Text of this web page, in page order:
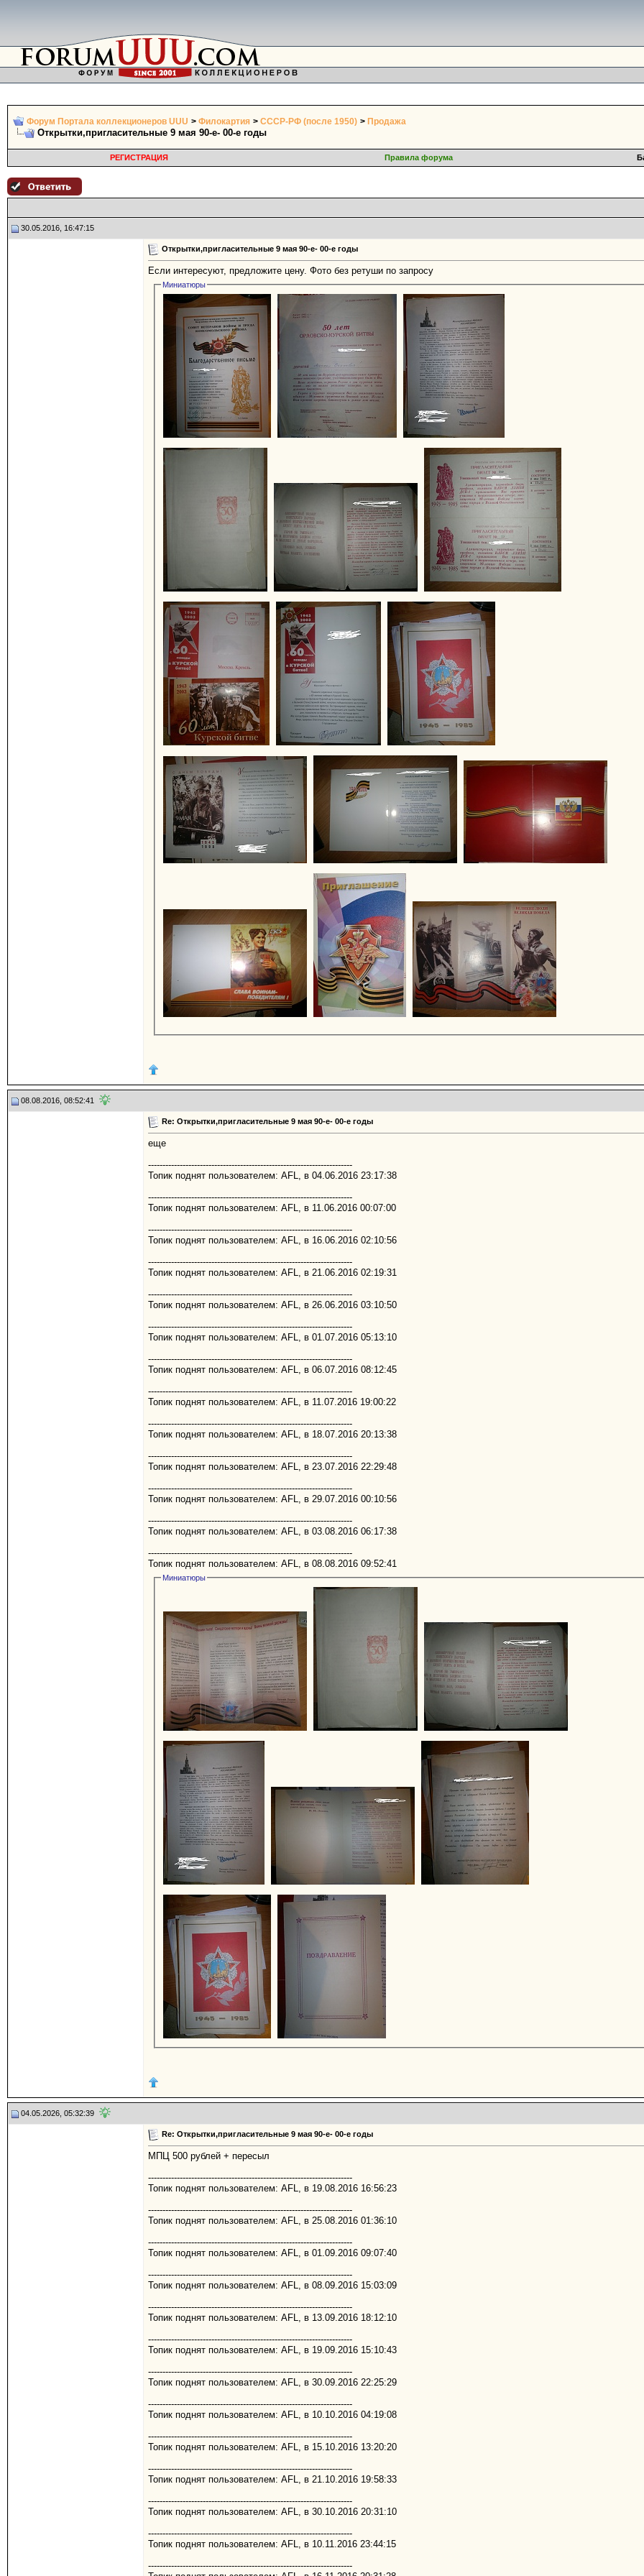
Форум Портала коллекционеров UUU > Филокартия > СССР-РФ (после 1950) > Продажа
Открытки,пригласительные 9 мая 90-е- 00-е годы
РЕГИСТРАЦИЯ Правила форума
30.05.2016, 16:47:15
Открытки,пригласительные 9 мая 90-е- 00-е годы
Если интересуют, предложите цену. Фото без ретуши по запросу
Миниатюры
08.08.2016, 08:52:41
Re: Открытки,пригласительные 9 мая 90-е- 00-е годы
еще
-----------------------------------------------------------------------
Топик поднят пользователем: AFL, в 04.06.2016 23:17:38
-----------------------------------------------------------------------
Топик поднят пользователем: AFL, в 11.06.2016 00:07:00
-----------------------------------------------------------------------
Топик поднят пользователем: AFL, в 16.06.2016 02:10:56
-----------------------------------------------------------------------
Топик поднят пользователем: AFL, в 21.06.2016 02:19:31
-----------------------------------------------------------------------
Топик поднят пользователем: AFL, в 26.06.2016 03:10:50
-----------------------------------------------------------------------
Топик поднят пользователем: AFL, в 01.07.2016 05:13:10
-----------------------------------------------------------------------
Топик поднят пользователем: AFL, в 06.07.2016 08:12:45
-----------------------------------------------------------------------
Топик поднят пользователем: AFL, в 11.07.2016 19:00:22
-----------------------------------------------------------------------
Топик поднят пользователем: AFL, в 18.07.2016 20:13:38
-----------------------------------------------------------------------
Топик поднят пользователем: AFL, в 23.07.2016 22:29:48
-----------------------------------------------------------------------
Топик поднят пользователем: AFL, в 29.07.2016 00:10:56
-----------------------------------------------------------------------
Топик поднят пользователем: AFL, в 03.08.2016 06:17:38
-----------------------------------------------------------------------
Топик поднят пользователем: AFL, в 08.08.2016 09:52:41
Миниатюры
04.05.2026, 05:32:39
Re: Открытки,пригласительные 9 мая 90-е- 00-е годы
МПЦ 500 рублей + пересыл
-----------------------------------------------------------------------
Топик поднят пользователем: AFL, в 19.08.2016 16:56:23
-----------------------------------------------------------------------
Топик поднят пользователем: AFL, в 25.08.2016 01:36:10
-----------------------------------------------------------------------
Топик поднят пользователем: AFL, в 01.09.2016 09:07:40
-----------------------------------------------------------------------
Топик поднят пользователем: AFL, в 08.09.2016 15:03:09
-----------------------------------------------------------------------
Топик поднят пользователем: AFL, в 13.09.2016 18:12:10
-----------------------------------------------------------------------
Топик поднят пользователем: AFL, в 19.09.2016 15:10:43
-----------------------------------------------------------------------
Топик поднят пользователем: AFL, в 30.09.2016 22:25:29
-----------------------------------------------------------------------
Топик поднят пользователем: AFL, в 10.10.2016 04:19:08
-----------------------------------------------------------------------
Топик поднят пользователем: AFL, в 15.10.2016 13:20:20
-----------------------------------------------------------------------
Топик поднят пользователем: AFL, в 21.10.2016 19:58:33
-----------------------------------------------------------------------
Топик поднят пользователем: AFL, в 30.10.2016 20:31:10
-----------------------------------------------------------------------
Топик поднят пользователем: AFL, в 10.11.2016 23:44:15
-----------------------------------------------------------------------